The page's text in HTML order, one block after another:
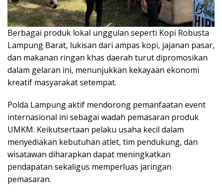
Berbagai produk lokal unggulan seperti Kopi Robusta
Lampung Barat, lukisan dari ampas kopi, jajanan pasar,
dan makanan ringan khas daerah turut dipromosikan
dalam gelaran ini, menunjukkan kekayaan ekonomi
kreatif masyarakat setempat.
Polda Lampung aktif mendorong pemanfaatan event
internasional ini sebagai wadah pemasaran produk
UMKM. Keikutsertaan pelaku usaha kecil dalam
menyediakan kebutuhan atlet, tim pendukung, dan
wisatawan diharapkan dapat meningkatkan
pendapatan sekaligus memperluas jaringan
pemasaran.